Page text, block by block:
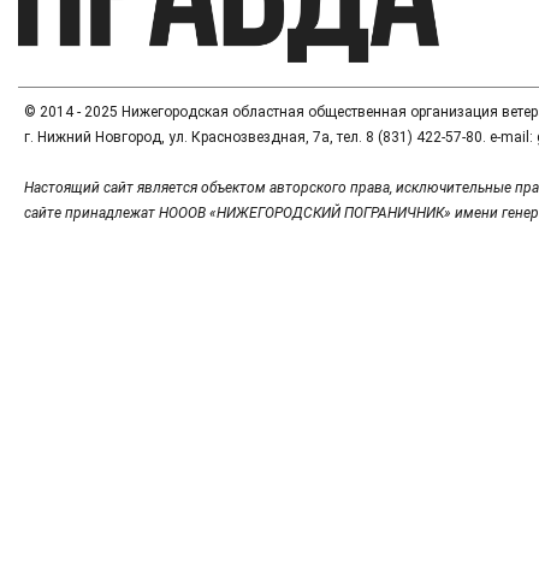
© 2014 - 2025 Нижегородская областная общественная организация
г. Нижний Новгород, ул. Краснозвездная, 7а, тел. 8 (831) 422-57-80. e-
Настоящий сайт является объектом авторского права, исключительные
сайте принадлежат НОООВ «НИЖЕГОРОДСКИЙ ПОГРАНИЧНИК» имени